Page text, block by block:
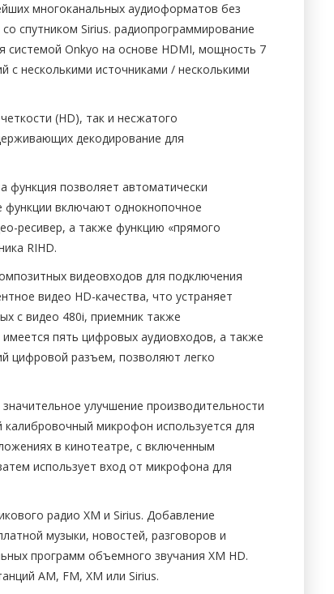
многоканальных аудиоформатов без
спутником Sirius. радиопрограммирование
системой Onkyo на основе HDMI, мощность 7
с несколькими источниками / несколькими
(HD), так и несжатого
декодирование для
функция позволяет автоматически
включают однокнопочное
ресивер, а также функцию «прямого
RIHD.
видеовходов для подключения
видео HD-качества, что устраняет
с видео 480i, приемник также
имеется пять цифровых аудиовходов, а также
цифровой разъем, позволяют легко
улучшение производительности
микрофон используется для
в кинотеатре, с включенным
использует вход от микрофона для
радио XM и Sirius. Добавление
музыки, новостей, разговоров и
программ объемного звучания XM HD.
AM, FM, XM или Sirius.